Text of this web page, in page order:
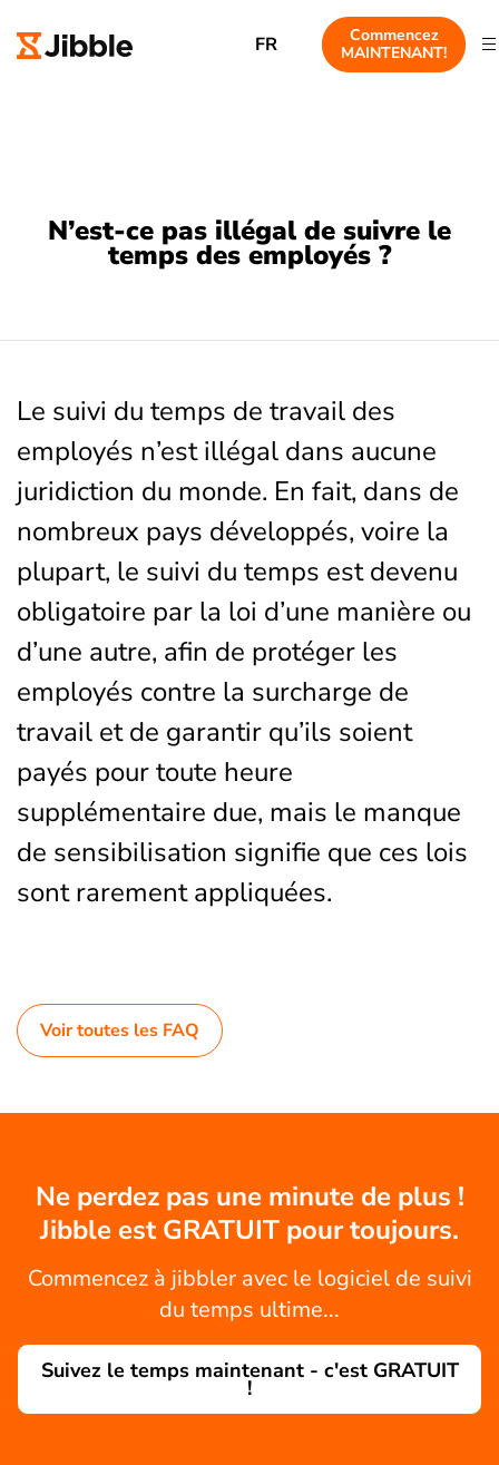
FR
Commencez
MAINTENANT!
N’est-ce pas illégal de suivre le
temps des employés ?
Le suivi du temps de travail des
employés n’est illégal dans aucune
juridiction du monde. En fait, dans de
nombreux pays développés, voire la
plupart, le suivi du temps est devenu
obligatoire par la loi d’une manière ou
d’une autre, afin de protéger les
employés contre la surcharge de
travail et de garantir qu’ils soient
payés pour toute heure
supplémentaire due, mais le manque
de sensibilisation signifie que ces lois
sont rarement appliquées.
Voir toutes les FAQ
Ne perdez pas une minute de plus !
Jibble est GRATUIT pour toujours.
Commencez à jibbler avec le logiciel de suivi
du temps ultime...
Suivez le temps maintenant - c'est GRATUIT
!